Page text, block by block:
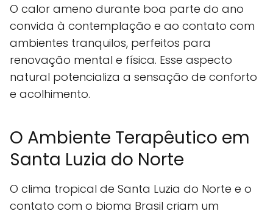
O calor ameno durante boa parte do ano
convida à contemplação e ao contato com
ambientes tranquilos, perfeitos para
renovação mental e física. Esse aspecto
natural potencializa a sensação de conforto
e acolhimento.
O Ambiente Terapêutico em
Santa Luzia do Norte
O clima tropical de Santa Luzia do Norte e o
contato com o bioma Brasil criam um